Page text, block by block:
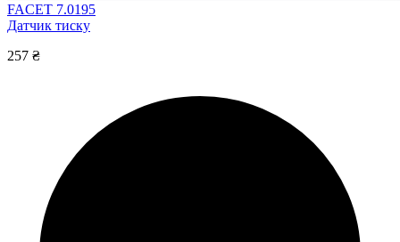
FACET 7.0195
Датчик тиску
257 ₴